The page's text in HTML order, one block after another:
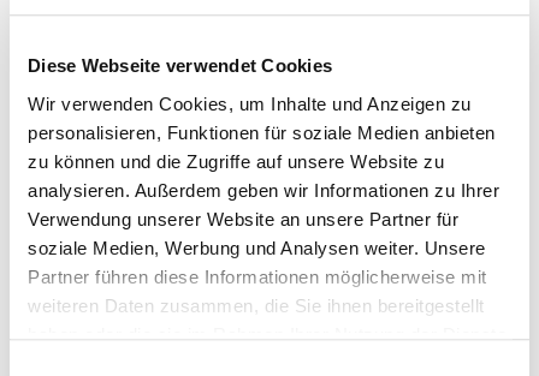
Diese Webseite verwendet Cookies
Wir verwenden Cookies, um Inhalte und Anzeigen zu
personalisieren, Funktionen für soziale Medien anbieten
zu können und die Zugriffe auf unsere Website zu
analysieren. Außerdem geben wir Informationen zu Ihrer
Verwendung unserer Website an unsere Partner für
soziale Medien, Werbung und Analysen weiter. Unsere
Partner führen diese Informationen möglicherweise mit
weiteren Daten zusammen, die Sie ihnen bereitgestellt
03.07.2024
08.10.2024
Kreativ mit Canva – Grundlagen
15.10.2024
Kreativ mit Canva – Advanced